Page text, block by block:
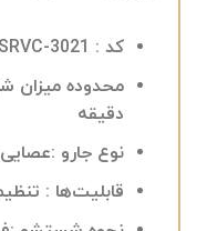
کد : SRVC-3021
دقیقه
نوع جارو :عصایی
قابلیت‌ها :